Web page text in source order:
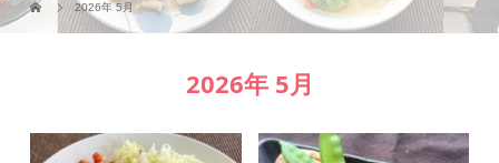
2026年 5月
2026年 5月